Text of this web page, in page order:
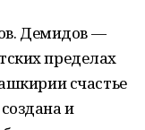
Демидов —
пределах
счастье
и